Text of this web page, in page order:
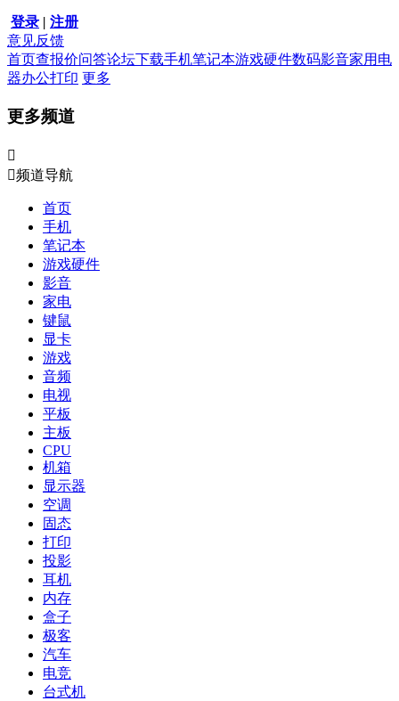
登录 | 注册
意见反馈
首页查报价问答论坛下载手机笔记本游戏硬件数码影音家用电
器办公打印 更多
更多频道

频道导航
首页
手机
笔记本
游戏硬件
影音
家电
键鼠
显卡
游戏
音频
电视
平板
主板
CPU
机箱
显示器
空调
固态
打印
投影
耳机
内存
盒子
极客
汽车
电竞
台式机